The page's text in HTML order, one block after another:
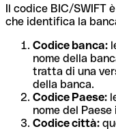
Il codice BIC/SWIFT
che identifica la
Codice banca:
nome della
tratta di una
della banca.
Codice Paese:
nome del
Codice città: